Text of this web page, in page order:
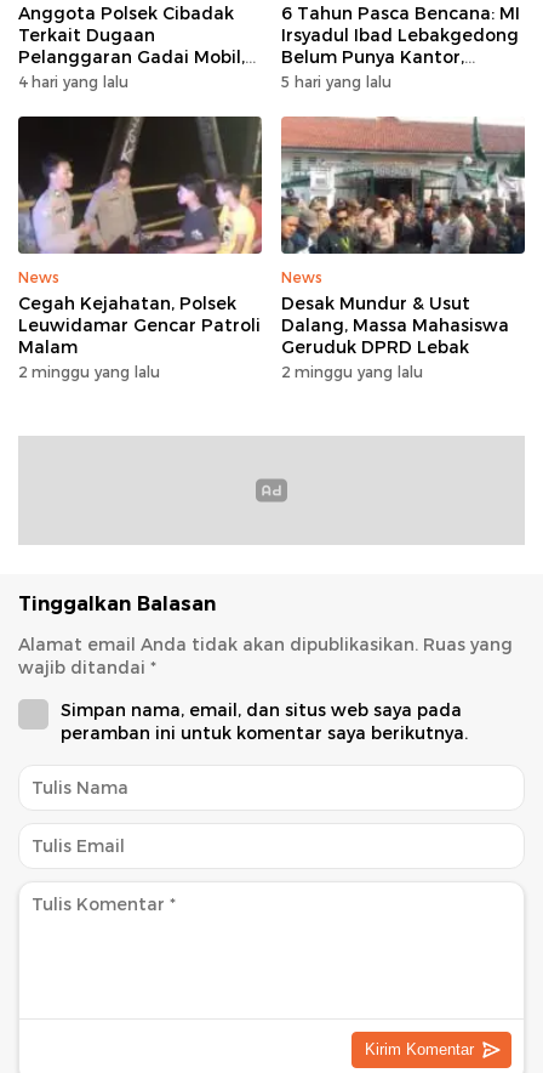
Anggota Polsek Cibadak
Terkait Dugaan
Pelanggaran Gadai Mobil,
Kasus Ditangani Bid
4 hari yang lalu
6 Tahun Pasca Bencana: MI
Irsyadul Ibad Lebakgedong
Belum Punya Kantor,
Belajar Tanpa Meja-Kursi
5 hari yang lalu
News
Cegah Kejahatan, Polsek
Leuwidamar Gencar Patroli
Malam
2 minggu yang lalu
News
Desak Mundur & Usut
Dalang, Massa Mahasiswa
Geruduk DPRD Lebak
2 minggu yang lalu
Tinggalkan Balasan
Alamat email Anda tidak akan dipublikasikan. Ruas yang
wajib ditandai *
Simpan nama, email, dan situs web saya pada
peramban ini untuk komentar saya berikutnya.